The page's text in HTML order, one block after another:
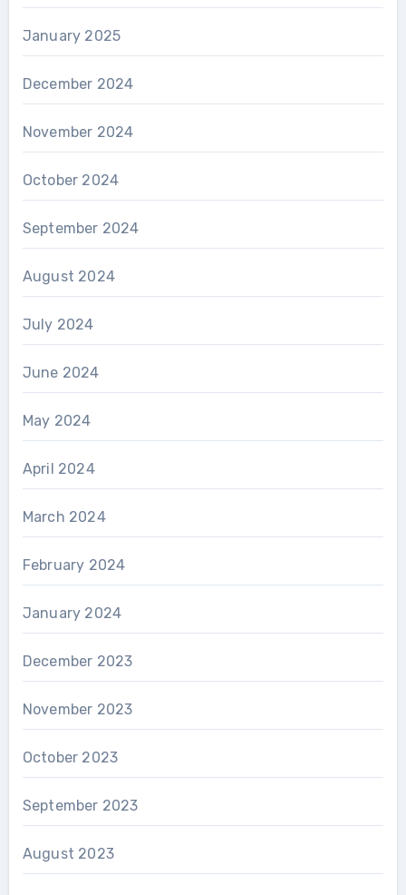
January 2025
December 2024
November 2024
October 2024
September 2024
August 2024
July 2024
June 2024
May 2024
April 2024
March 2024
February 2024
January 2024
December 2023
November 2023
October 2023
September 2023
August 2023